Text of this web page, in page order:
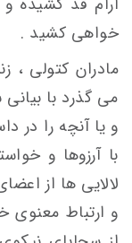
خواهی کشید .
مادران کتولی ،
می گذرد با
و یا آنچه را در
با آرزوها و
لالایی ها از
و ارتباط معنوی